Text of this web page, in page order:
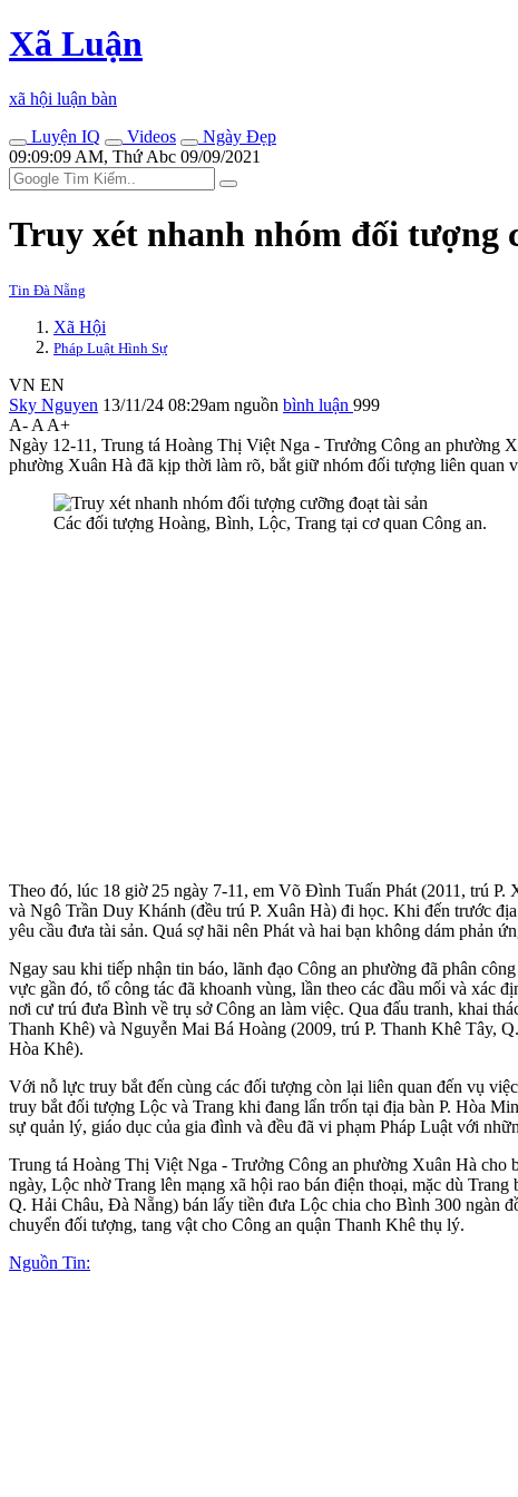
Xã Luận
xã hội luận bàn
Luyện IQ
Videos
Ngày Đẹp
09:09:09 AM, Thứ Abc 09/09/2021
Truy xét nhanh nhóm đối tượng
Tin Đà Nẵng
Xã Hội
Pháp Luật Hình Sự
VN EN
Sky Nguyen 13/11/24 08:29am nguồn bình luận 999
A- A A+
Ngày 12-11, Trung tá Hoàng Thị Việt Nga - Trưởng Công an phường
phường Xuân Hà đã kịp thời làm rõ, bắt giữ nhóm đối tượng liên quan
Các đối tượng Hoàng, Bình, Lộc, Trang tại cơ quan Công an.
Theo đó, lúc 18 giờ 25 ngày 7-11, em Võ Đình Tuấn Phát (2011, trú
và Ngô Trần Duy Khánh (đều trú P. Xuân Hà) đi học. Khi đến trước
yêu cầu đưa tài sản. Quá sợ hãi nên Phát và hai bạn không dám
Ngay sau khi tiếp nhận tin báo, lãnh đạo Công an phường đã phân
vực gần đó, tổ công tác đã khoanh vùng, lần theo các đầu mối và
nơi cư trú đưa Bình về trụ sở Công an làm việc. Qua đấu tranh, khai
Thanh Khê) và Nguyễn Mai Bá Hoàng (2009, trú P. Thanh Khê Tây,
Hòa Khê).
Với nỗ lực truy bắt đến cùng các đối tượng còn lại liên quan đến vụ
truy bắt đối tượng Lộc và Trang khi đang lẩn trốn tại địa bàn P. Hòa
sự quản lý, giáo dục của gia đình và đều đã vi phạm Pháp Luật với
Trung tá Hoàng Thị Việt Nga - Trưởng Công an phường Xuân Hà cho
ngày, Lộc nhờ Trang lên mạng xã hội rao bán điện thoại, mặc dù
Q. Hải Châu, Đà Nẵng) bán lấy tiền đưa Lộc chia cho Bình 300 ngàn
chuyển đối tượng, tang vật cho Công an quận Thanh Khê thụ lý.
Nguồn Tin: